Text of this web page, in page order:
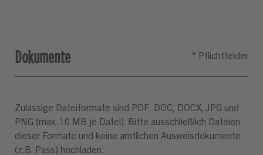
Dokumente
Zulässige Dateiformate sind PDF, DOC, DOCX, JPG und
PNG (max. 10 MB je Datei). Bitte ausschließlich Dateien
dieser Formate und keine amtlichen Ausweisdokumente
(z.B. Pass) hochladen.